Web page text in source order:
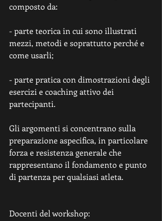
composto da:
- parte teorica in cui sono illustrati
mezzi, metodi e soprattutto perché e
come usarli;
- parte pratica con dimostrazioni degli
esercizi e coaching attivo dei
partecipanti.
Gli argomenti si concentrano sulla
preparazione aspecifica, in particolare
forza e resistenza generale che
rappresentano il fondamento e punto
di partenza per qualsiasi atleta.
Docenti del workshop: